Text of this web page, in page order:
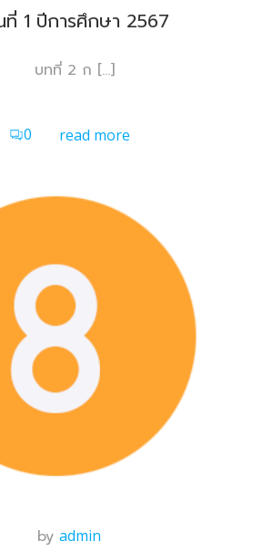
ที่ 1 ปีการศึกษา 2567
บทที่ 2 ก […]
0 read more
by admin